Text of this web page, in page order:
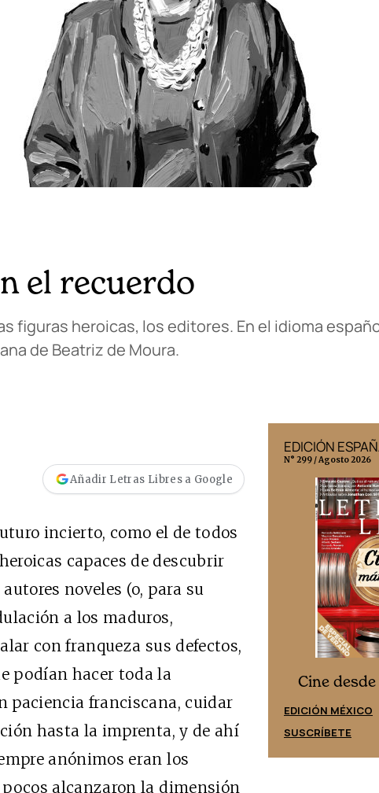
el recuerdo
figuras heroicas, los editores. En el idioma
de Beatriz de Moura.
Añadir Letras Libres a Google
incierto, como el de todos
capaces de descubrir
noveles (o, para su
a los maduros,
con franqueza sus defectos,
podían hacer toda la
paciencia franciscana, cuidar
hasta la imprenta, y de ahí
anónimos eran los
alcanzaron la dimensión
Cine desde los márgenes
EDICIÓN ESPAÑA
SUSCRÍBETE
EDICIÓN
N° 299 / Agosto 2026
Cine
EDICIÓN MÉXICO
SUSCRÍBETE